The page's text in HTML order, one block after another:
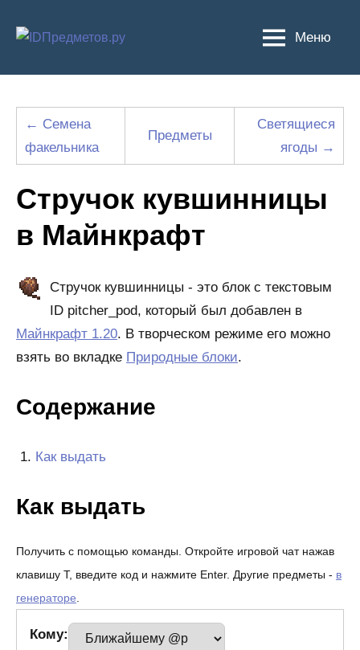
Меню
← Семена
факельника
Предметы
Светящиеся
ягоды →
Стручок кувшинницы
в Майнкрафт
Стручок кувшинницы - это блок с текстовым
ID pitcher_pod, который был добавлен в
Майнкрафт 1.20. В творческом режиме его можно
взять во вкладке Природные блоки.
Содержание
Как выдать
Как выдать
Получить с помощью команды. Откройте игровой чат нажав
клавишу T, введите код и нажмите Enter. Другие предметы - в
генераторе.
Кому: